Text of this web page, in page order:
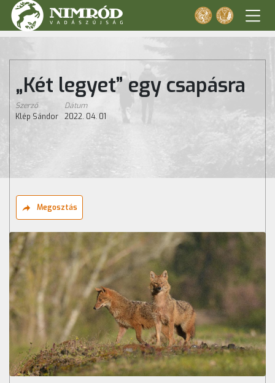
„Két legyet” egy csapásra
Szerző
Klép Sándor
Dátum
2022. 04. 01
Megosztás